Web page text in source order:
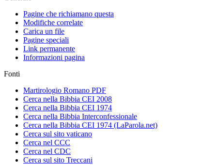
Pagine che richiamano questa
Modifiche correlate
Carica un file
Pagine speciali
Link permanente
Informazioni pagina
Fonti
Martirologio Romano PDF
Cerca nella Bibbia CEI 2008
Cerca nella Bibbia CEI 1974
Cerca nella Bibbia Interconfessionale
Cerca nella Bibbia CEI 1974 (LaParola.net)
Cerca sul sito vaticano
Cerca nel CCC
Cerca nel CDC
Cerca sul sito Treccani